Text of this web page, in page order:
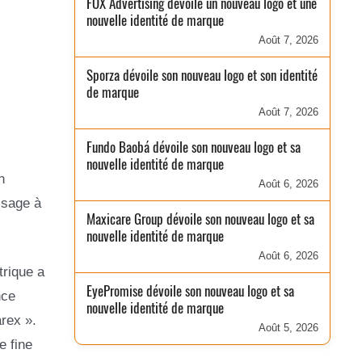
à
a
».
fine
nouvelle identité de marque
Août 7, 2026
Sporza dévoile son nouveau logo et son identité
de marque
Août 7, 2026
Fundo Baobá dévoile son nouveau logo et sa
nouvelle identité de marque
Août 6, 2026
Maxicare Group dévoile son nouveau logo et sa
nouvelle identité de marque
Août 6, 2026
EyePromise dévoile son nouveau logo et sa
nouvelle identité de marque
Août 5, 2026